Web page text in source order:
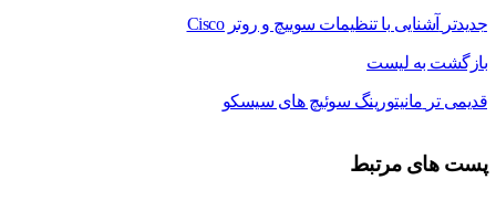
جدیدتر آشنایی با تنظیمات سوییچ و روتر Cisco
بازگشت به لیست
قدیمی تر مانیتورینگ سوئیچ های سیسکو
پست های مرتبط